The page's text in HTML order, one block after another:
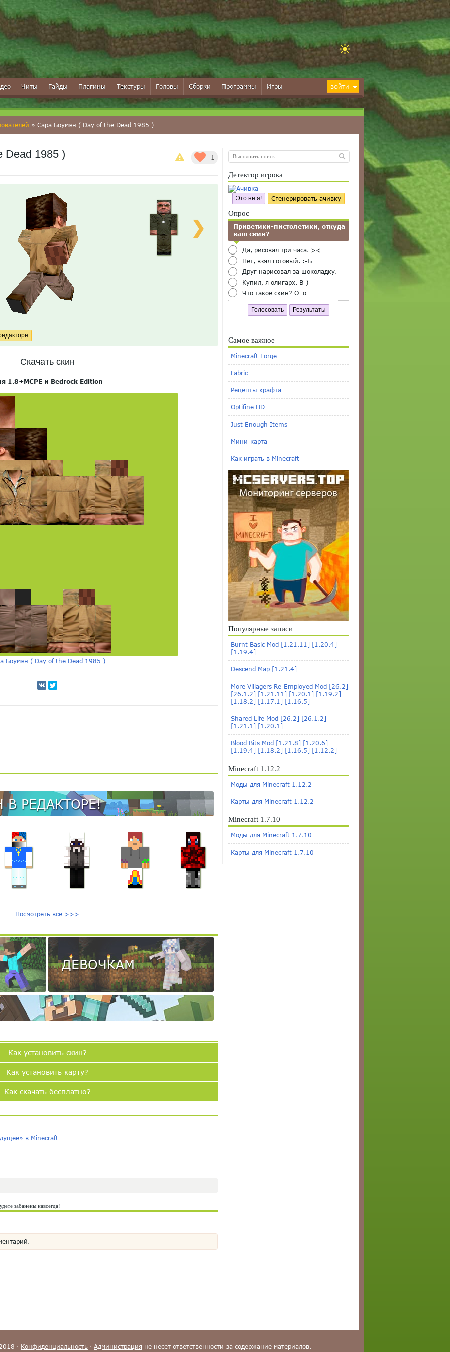
Читы Гайды Плагины Текстуры Головы Сборки Программы Игры ВОЙТИ
» Сара Боумэн ( Day of the Dead 1985 )
1
Dead 1985 )
❯
Скачать скин
1.8+MCPE и Bedrock Edition
Боумэн ( Day of the Dead 1985 )
В РЕДАКТОРЕ!
Посмотреть все >>>
ДЕВОЧКАМ
Как установить скин?
Как установить карту?
Как скачать бесплатно?
в Minecraft
забанены навсегда!
Детектор игрока
Это не я! Сгенерировать ачивку
Опрос
Приветики-пистолетики, откуда
ваш скин?
Да, рисовал три часа. ><
Нет, взял готовый. :-Ъ
Друг нарисовал за шоколадку.
Купил, я олигарх. B-)
Что такое скин? O_o
Голосовать Результаты
Самое важное
Minecraft Forge
Fabric
Рецепты крафта
Optifine HD
Just Enough Items
Мини-карта
Как играть в Minecraft
Популярные записи
Burnt Basic Mod [1.21.11] [1.20.4]
[1.19.4]
Descend Map [1.21.4]
More Villagers Re-Employed Mod [26.2]
[26.1.2] [1.21.11] [1.20.1] [1.19.2]
[1.18.2] [1.17.1] [1.16.5]
Shared Life Mod [26.2] [26.1.2]
[1.21.1] [1.20.1]
Blood Bits Mod [1.21.8] [1.20.6]
[1.19.4] [1.18.2] [1.16.5] [1.12.2]
Minecraft 1.12.2
Моды для Minecraft 1.12.2
Карты для Minecraft 1.12.2
Minecraft 1.7.10
Моды для Minecraft 1.7.10
Карты для Minecraft 1.7.10
· Конфиденциальность · Администрация не несет ответственности за содержание материалов.